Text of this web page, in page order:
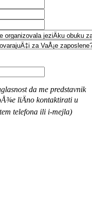
da me predstavnik
liÄno kontaktirati u
telefona ili i-mejla)